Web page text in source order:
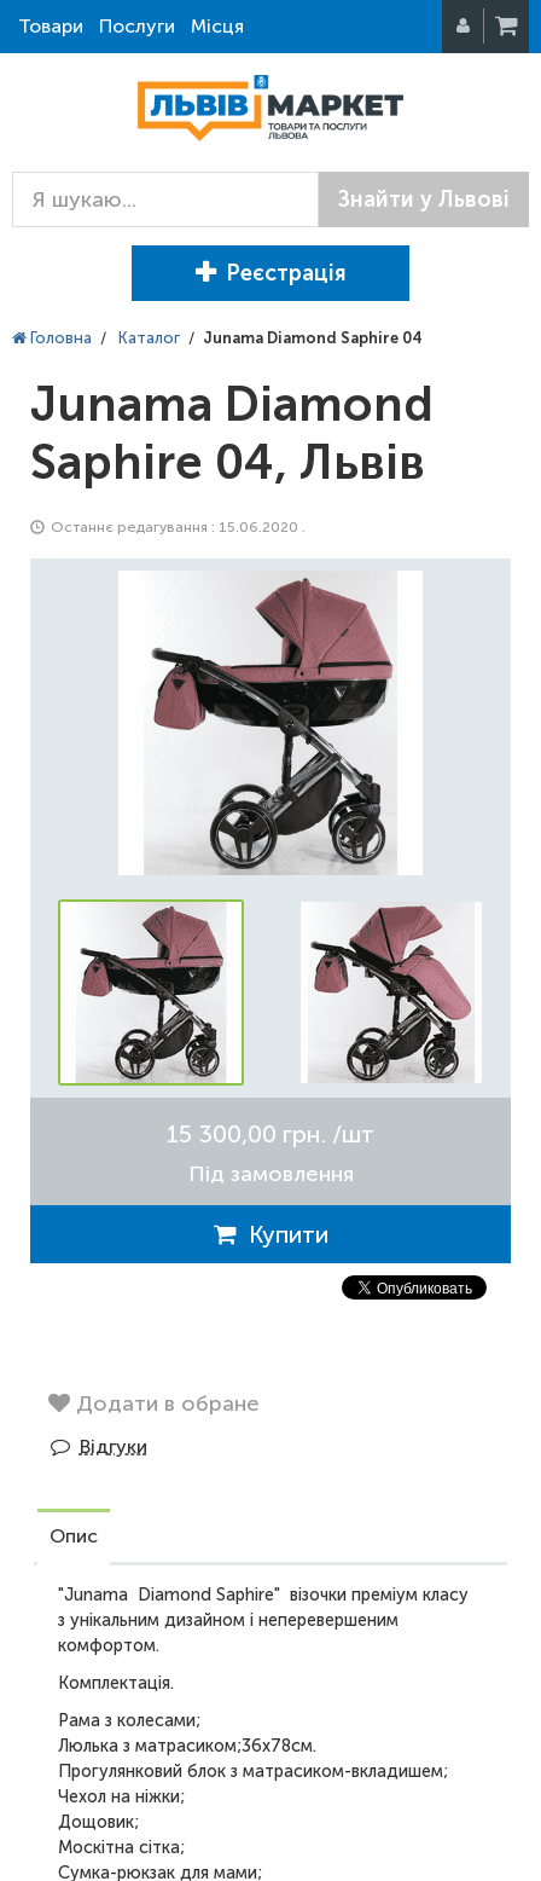
Товари Послуги Місця
Знайти у Львові
Реєстрація
Головна / Каталог / Junama Diamond Saphire 04
Junama Diamond
Saphire 04, Львів
Останнє редагування : 15.06.2020 .
15 300,00 грн. /шт
Під замовлення
Купити
Додати в обране
Відгуки
Опис
"Junama Diamond Saphire" візочки преміум класу
з унікальним дизайном і неперевершеним
комфортом.
Комплектація.
Рама з колесами;
Люлька з матрасиком;36х78cм.
Прогулянковий блок з матрасиком-вкладишем;
Чехол на ніжки;
Дощовик;
Москітна сітка;
Сумка-рюкзак для мами;